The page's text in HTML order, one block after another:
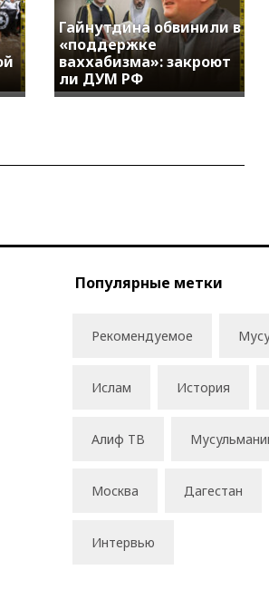
Гайнутдина обвинили в
«поддержке
ваххабизма»: закроют
ли ДУМ РФ
Популярные метки
Рекомендуемое
Ислам История
Алиф ТВ
Москва Дагестан
Интервью